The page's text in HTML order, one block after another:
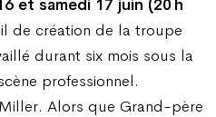
et samedi 17 juin (20 h
de création de la troupe
durant six mois sous la
professionnel.
Alors que Grand-père